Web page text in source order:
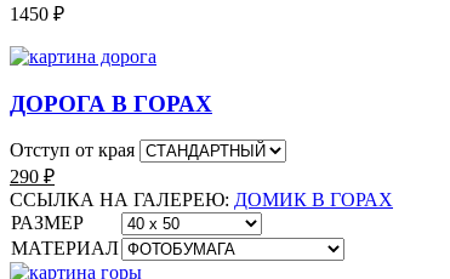
1450 ₽
ДОРОГА В ГОРАХ
Отступ от края
290 ₽
ССЫЛКА НА ГАЛЕРЕЮ: ДОМИК В ГОРАХ
РАЗМЕР
МАТЕРИАЛ